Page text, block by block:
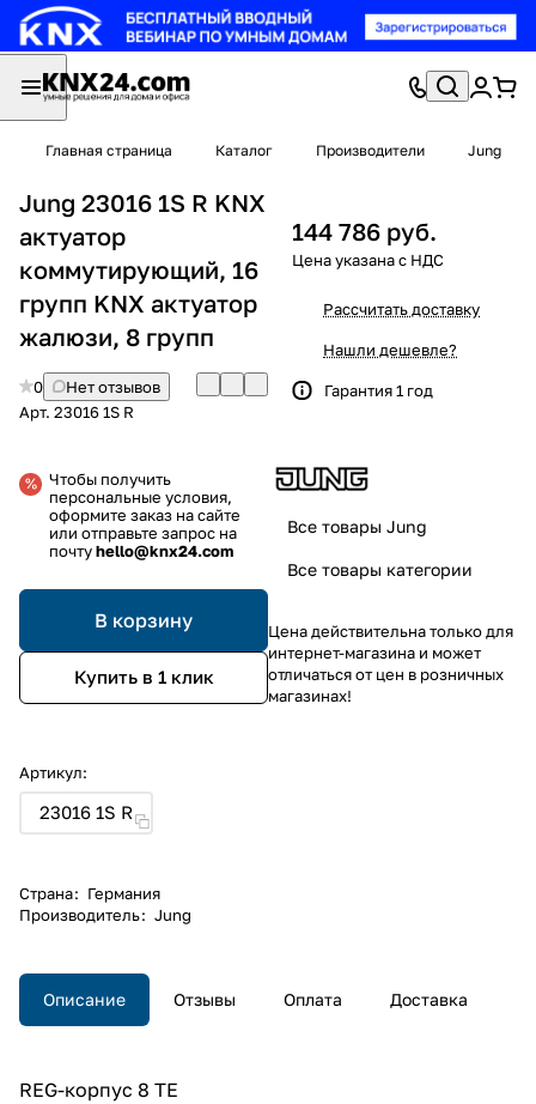
Главная страница Каталог Производители Jung
Jung 23016 1S R KNX
актуатор
коммутирующий, 16
групп KNX актуатор
жалюзи, 8 групп
0
Нет отзывов
Арт. 23016 1S R
Чтобы получить
персональные условия,
оформите заказ на сайте
или отправьте запрос на
почтуhello@knx24.com
В корзину
Купить в 1 клик
Артикул:
23016 1S R
Страна: Германия
Производитель: Jung
144 786 руб.
Рассчитать доставку
Нашли дешевле?
Гарантия 1 год
Все товары Jung
Все товары категории
Цена действительна только для
интернет-магазина и может
отличаться от цен в розничных
магазинах!
Описание Отзывы Оплата Доставка
REG-корпус 8 TE